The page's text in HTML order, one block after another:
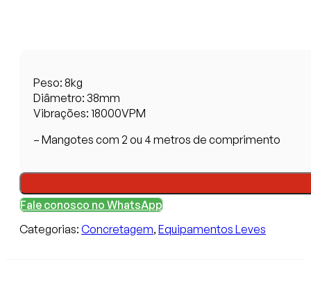
Peso: 8kg
Diâmetro: 38mm
Vibrações: 18000VPM
– Mangotes com 2 ou 4 metros de comprimento
Fale conosco no WhatsApp
Categorias: Concretagem, Equipamentos Leves